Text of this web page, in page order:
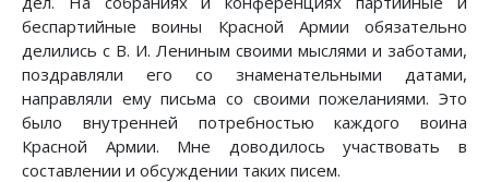
беспартийные воины Красной Армии обязательно
делились с В. И. Лениным своими мыслями и заботами,
поздравляли его со знаменательными датами,
направляли ему письма со своими пожеланиями. Это
было внутренней потребностью каждого воина
Красной Армии. Мне доводилось участвовать в
составлении и обсуждении таких писем.